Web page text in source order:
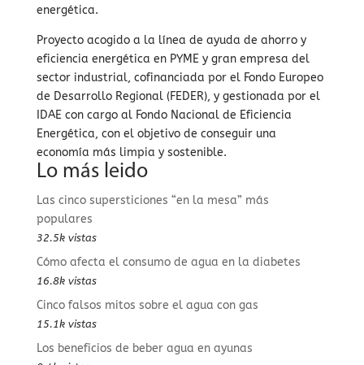
energética.
Proyecto acogido a la línea de ayuda de ahorro y
eficiencia energética en PYME y gran empresa del
sector industrial, cofinanciada por el Fondo Europeo
de Desarrollo Regional (FEDER), y gestionada por el
IDAE con cargo al Fondo Nacional de Eficiencia
Energética, con el objetivo de conseguir una
economía más limpia y sostenible.
Lo más leido
Las cinco supersticiones “en la mesa” más
populares
32.5k vistas
Cómo afecta el consumo de agua en la diabetes
16.8k vistas
Cinco falsos mitos sobre el agua con gas
15.1k vistas
Los beneficios de beber agua en ayunas